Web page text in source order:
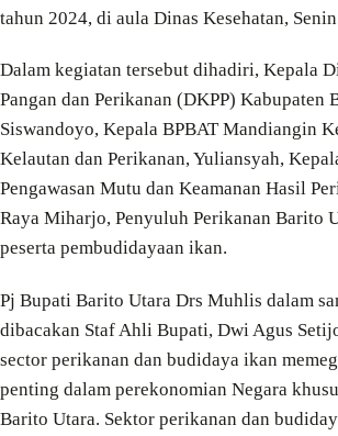
tahun 2024, di aula Dinas Kesehatan,
Dalam kegiatan tersebut dihadiri, Kepala
Pangan dan Perikanan (DKPP) Kabupaten
Siswandoyo, Kepala BPBAT Mandiangin
Kelautan dan Perikanan, Yuliansyah,
Pengawasan Mutu dan Keamanan Hasil
Raya Miharjo, Penyuluh Perikanan Barito
peserta pembudidayaan ikan.
Pj Bupati Barito Utara Drs Muhlis dalam
dibacakan Staf Ahli Bupati, Dwi Agus
sector perikanan dan budidaya ikan
penting dalam perekonomian Negara
Barito Utara. Sektor perikanan dan